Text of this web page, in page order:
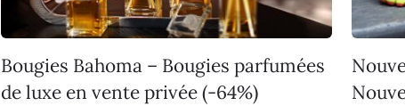
Bougies Bahoma – Bougies parfumées
de luxe en vente privée (-64%)